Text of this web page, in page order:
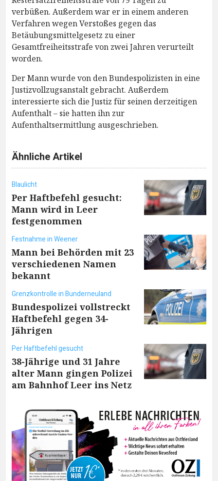
verbüßen. Außerdem war er in einem anderen
Verfahren wegen Verstoßes gegen das
Betäubungsmittelgesetz zu einer
Gesamtfreiheitsstrafe von zwei Jahren verurteilt
worden.
Der Mann wurde von den Bundespolizisten in eine
Justizvollzugsanstalt gebracht. Außerdem
interessierte sich die Justiz für seinen derzeitigen
Aufenthalt – sie hatten ihn zur
Aufenthaltsermittlung ausgeschrieben.
Ähnliche Artikel
Blaulicht
Per Haftbefehl gesucht:
Mann wird in Leer
festgenommen
Festnahme in Weener
Mann bei Behörden mit 23
verschiedenen Namen
bekannt
Grenzkontrolle in Bunderneuland
Bundespolizei vollstreckt
Haftbefehl gegen 34-
Jährigen
Per Haftbefehl gesucht
38-Jährige und 31 Jahre
alter Mann gingen Polizei
am Bahnhof Leer ins Netz